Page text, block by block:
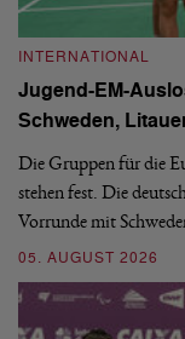
INTERNATIONAL
Jugend-EM-
Schweden,
Die Gruppen für die
stehen fest. Die
Vorrunde mit
05. AUGUST 2026